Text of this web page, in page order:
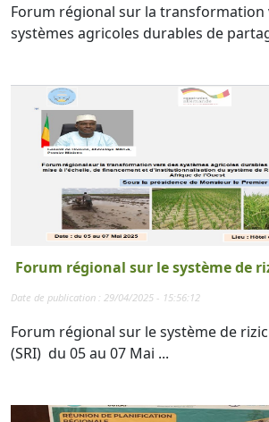
Forum régional sur la transformation
systèmes agricoles durables de
Forum régional sur le système de
Date de publication : 29/04/2025 - 15:56:12
Forum régional sur le système de
(SRI) du 05 au 07 Mai ...